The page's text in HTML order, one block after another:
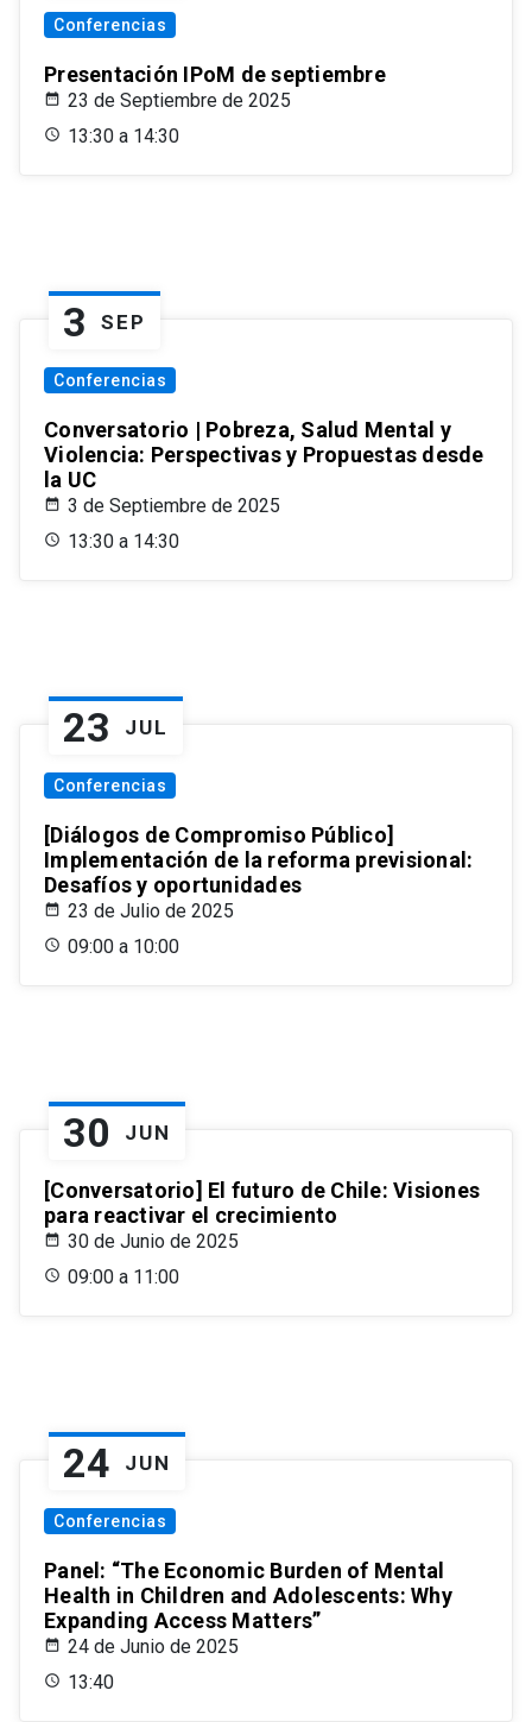
Conferencias
Presentación IPoM de septiembre
23 de Septiembre de 2025
13:30 a 14:30
3 SEP
Conferencias
Conversatorio | Pobreza, Salud Mental y
Violencia: Perspectivas y Propuestas desde
la UC
3 de Septiembre de 2025
13:30 a 14:30
23 JUL
Conferencias
[Diálogos de Compromiso Público]
Implementación de la reforma previsional:
Desafíos y oportunidades
23 de Julio de 2025
09:00 a 10:00
30 JUN
[Conversatorio] El futuro de Chile: Visiones
para reactivar el crecimiento
30 de Junio de 2025
09:00 a 11:00
24 JUN
Conferencias
Panel: “The Economic Burden of Mental
Health in Children and Adolescents: Why
Expanding Access Matters”
24 de Junio de 2025
13:40